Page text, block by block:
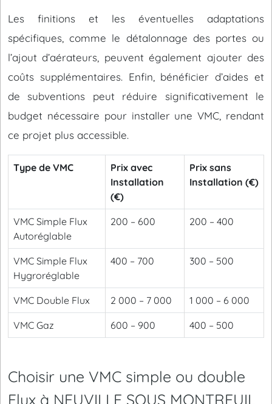
Les finitions et les éventuelles adaptations
spécifiques, comme le détalonnage des portes ou
l’ajout d’aérateurs, peuvent également ajouter des
coûts supplémentaires. Enfin, bénéficier d’aides et
de subventions peut réduire significativement le
budget nécessaire pour installer une VMC, rendant
ce projet plus accessible.
Type de VMC
Prix avec
Installation
(€)
Prix sans
Installation (€)
VMC Simple Flux
Autoréglable
200 – 600 200 – 400
VMC Simple Flux
Hygroréglable
400 – 700 300 – 500
VMC Double Flux 2 000 – 7 000 1 000 – 6 000
VMC Gaz 600 – 900 400 – 500
Choisir une VMC simple ou double
Flux à NEUVILLE SOUS MONTREUIL